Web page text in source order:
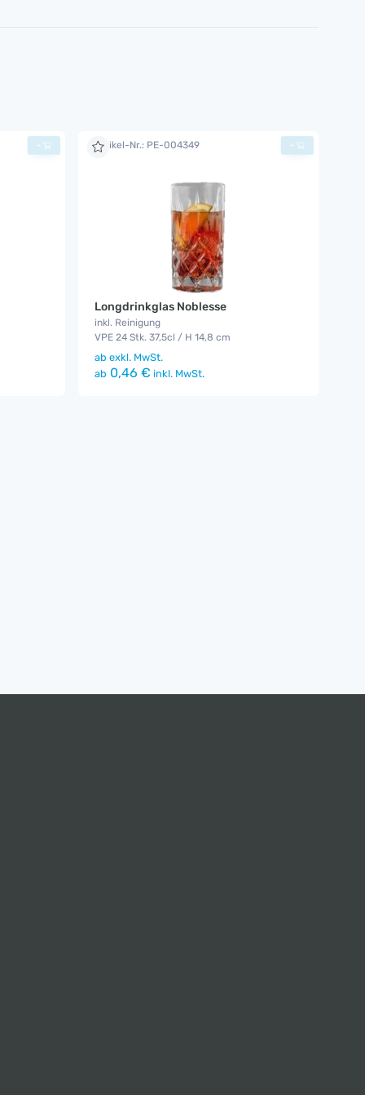
+ Artikel-Nr.: PE-004349
Longdrinkglas Noblesse
inkl. Reinigung
VPE 24 Stk. 37,5cl / H 14,8 cm
ab exkl. MwSt.
ab 0,46 € inkl. MwSt.
+